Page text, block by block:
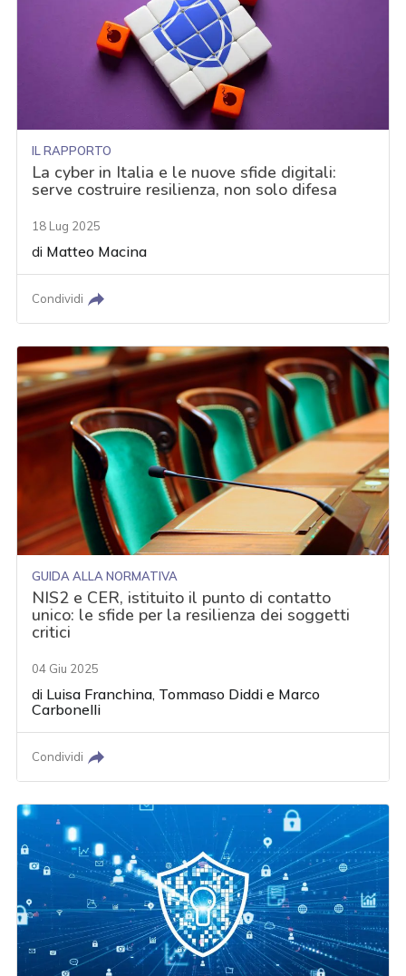
IL RAPPORTO
La cyber in Italia e le nuove sfide digitali:
serve costruire resilienza, non solo difesa
18 Lug 2025
di Matteo Macina
Condividi
GUIDA ALLA NORMATIVA
NIS2 e CER, istituito il punto di contatto
unico: le sfide per la resilienza dei soggetti
critici
04 Giu 2025
di Luisa Franchina Tommaso Diddi e Marco
Carbonelli
Condividi